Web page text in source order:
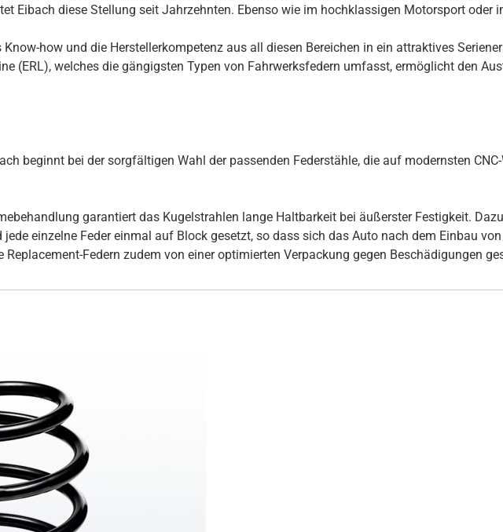
Eibach diese Stellung seit Jahrzehnten. Ebenso wie im hochklassigen Motorsport oder
how und die Herstellerkompetenz aus all diesen Bereichen in ein attraktives
(ERL), welches die gängigsten Typen von Fahrwerksfedern umfasst, ermöglicht den
beginnt bei der sorgfältigen Wahl der passenden Federstähle, die auf modernsten
garantiert das Kugelstrahlen lange Haltbarkeit bei äußerster Festigkeit.
einzelne Feder einmal auf Block gesetzt, so dass sich das Auto nach dem Einbau
Replacement-Federn zudem von einer optimierten Verpackung gegen Beschädigungen